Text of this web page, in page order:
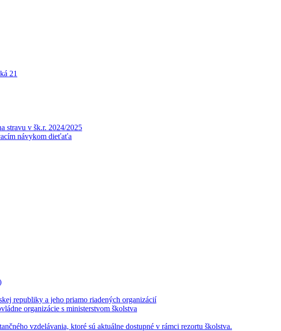
21
v šk.r. 2024/2025
návykom dieťaťa
republiky a jeho priamo riadených organizácií
organizácie s ministerstvom školstva
vzdelávania, ktoré sú aktuálne dostupné v rámci rezortu školstva.